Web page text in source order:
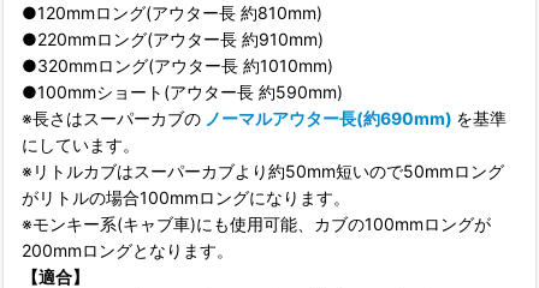
●120mmロング(アウター長 約810mm)
●220mmロング(アウター長 約910mm)
●320mmロング(アウター長 約1010mm)
●100mmショート(アウター長 約590mm)
※長さはスーパーカブの ノーマルアウター長(約690mm) を基準
にしています。
※リトルカブはスーパーカブより約50mm短いので50mmロング
がリトルの場合100mmロングになります。
※モンキー系(キャブ車)にも使用可能、カブの100mmロングが
200mmロングとなります。
【適合】